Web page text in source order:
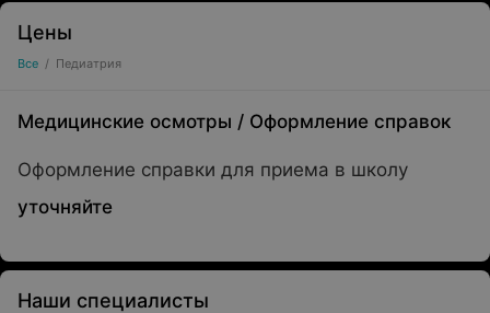
Цены
Все / Педиатрия
Медицинские осмотры / Оформление справок
Оформление справки для приема в школу
уточняйте
Наши специалисты